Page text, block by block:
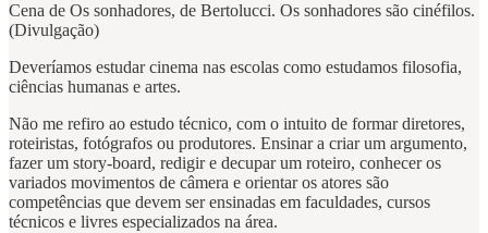
Cena de Os sonhadores, de Bertolucci. Os sonhadores são cinéfilos.
(Divulgação)
Deveríamos estudar cinema nas escolas como estudamos filosofia,
ciências humanas e artes.
Não me refiro ao estudo técnico, com o intuito de formar diretores,
roteiristas, fotógrafos ou produtores. Ensinar a criar um argumento,
fazer um story-board, redigir e decupar um roteiro, conhecer os
variados movimentos de câmera e orientar os atores são
competências que devem ser ensinadas em faculdades, cursos
técnicos e livres especializados na área.